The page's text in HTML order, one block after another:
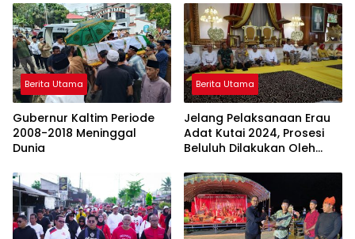
Kelurahan Bukit Biru
Berita Utama
Gubernur Kaltim Periode
2008-2018 Meninggal
Dunia
Berita Utama
Jelang Pelaksanaan Erau
Adat Kutai 2024, Prosesi
Beluluh Dilakukan Oleh
Martadipura